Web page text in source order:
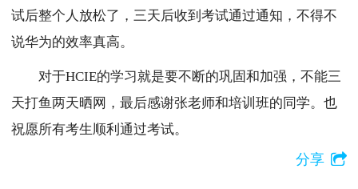
试后整个人放松了，三天后收到考试通过通知，不得不
说华为的效率真高。
对于HCIE的学习就是要不断的巩固和加强，不能三
天打鱼两天晒网，最后感谢张老师和培训班的同学。也
祝愿所有考生顺利通过考试。
分享